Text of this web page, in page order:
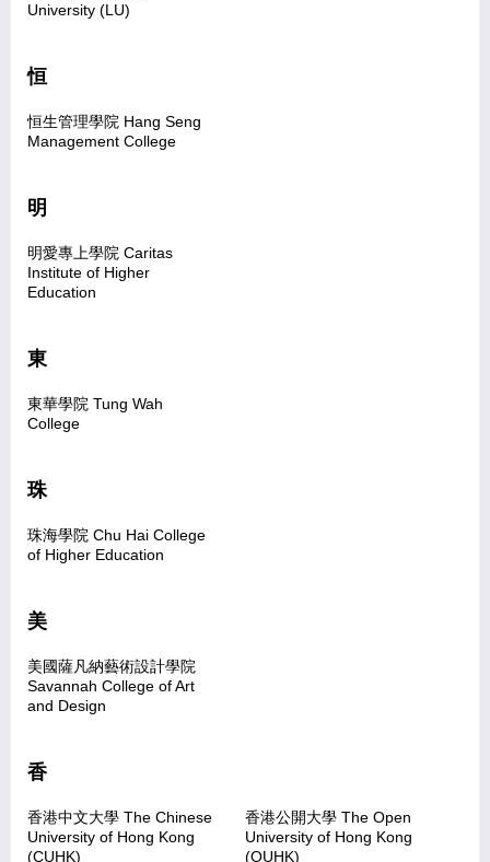
University (LU)
恒
恒生管理學院 Hang Seng
Management College
明
明愛專上學院 Caritas
Institute of Higher
Education
東
東華學院 Tung Wah
College
珠
珠海學院 Chu Hai College
of Higher Education
美
美國薩凡納藝術設計學院
Savannah College of Art
and Design
香
香港中文大學 The Chinese
University of Hong Kong
(CUHK)
香港公開大學 The Open
University of Hong Kong
(OUHK)